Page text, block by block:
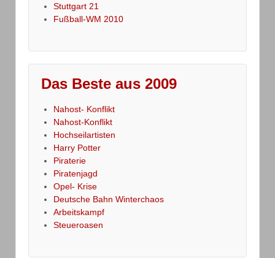
Stuttgart 21
Fußball-WM 2010
Das Beste aus 2009
Nahost- Konflikt
Nahost-Konflikt
Hochseilartisten
Harry Potter
Piraterie
Piratenjagd
Opel- Krise
Deutsche Bahn Winterchaos
Arbeitskampf
Steueroasen